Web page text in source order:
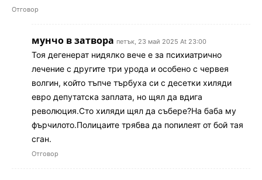
Отговор
мунчо в затвора петък, 23 май 2025 At 23:00
Тоя дегенерат нидялко вече е за психиатрично
лечение с другите три урода и особено с червея
волгин, който тъпче търбуха си с десетки хиляди
евро депутатска заплата, но щял да вдига
революция.Сто хиляди щял да събере?На баба му
фърчилото.Полицаите трябва да попилеят от бой тая
сган.
Отговор